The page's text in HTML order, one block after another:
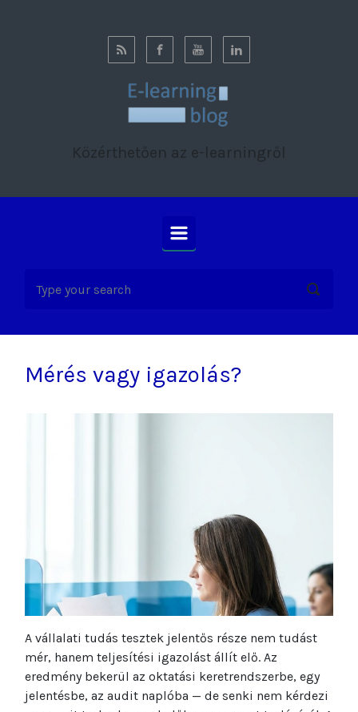
Közérthetően az e-learningről
Mérés vagy igazolás?
A vállalati tudás tesztek jelentős része nem tudást
mér, hanem teljesítési igazolást állít elő. Az
eredmény bekerül az oktatási keretrendszerbe, egy
jelentésbe, az audit naplóba — de senki nem kérdezi